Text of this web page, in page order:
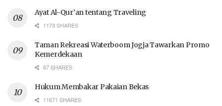
Ayat Al-Qur’an tentang Traveling
1173 SHARES
Taman Rekreasi Waterboom Jogja Tawarkan Promo
Kemerdekaan
67 SHARES
Hukum Membakar Pakaian Bekas
11671 SHARES